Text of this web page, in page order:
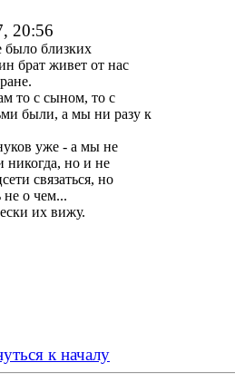
20:56
было близких
брат живет от нас
то с сыном, то с
были, а мы ни разу к
уже - а мы не
никогда, но и не
связаться, но
не о чем...
их вижу.
к началу